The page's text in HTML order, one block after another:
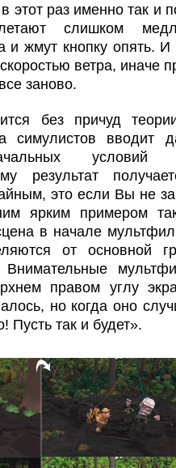
этот раз именно так и
слишком
и жмут кнопку опять.
ветра, иначе
заново.
без причуд
симулистов вводит
условий
результат
это если Вы не
ярким примером
в начале
от основной
правом углу
но когда оно
Пусть так и будет».